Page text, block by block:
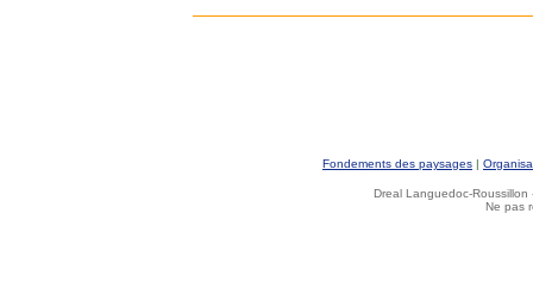
Fondements des paysages |
Dreal Languedoc-Roussillon
Ne pas